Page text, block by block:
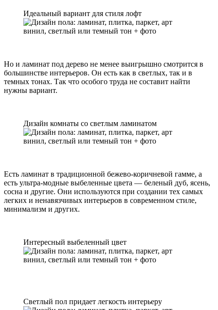
Идеальный вариант для стиля лофт
Но и ламинат под дерево не менее выигрышно смотрится в
большинстве интерьеров. Он есть как в светлых, так и в
темных тонах. Так что особого труда не составит найти
нужны вариант.
Дизайн комнаты со светлым ламинатом
Есть ламинат в традиционной бежево-коричневой гамме, а
есть ультра-модные выбеленные цвета — беленый дуб, ясень,
сосна и другие. Они используются при создании тех самых
легких и ненавязчивых интерьеров в современном стиле,
минимализм и других.
Интересный выбеленный цвет
Светлый пол придает легкость интерьеру